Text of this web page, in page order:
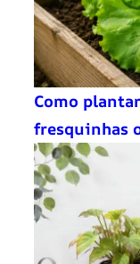
Como
fresquinhas